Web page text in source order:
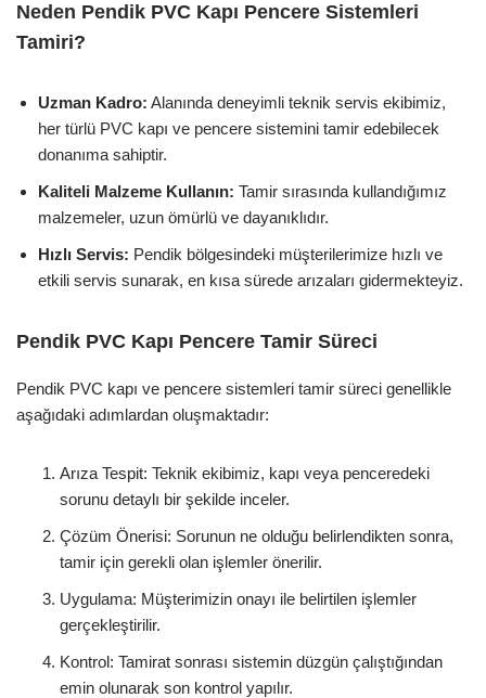
Neden Pendik PVC Kapı Pencere Sistemleri
Tamiri?
Uzman Kadro: Alanında deneyimli teknik servis ekibimiz,
her türlü PVC kapı ve pencere sistemini tamir edebilecek
donanıma sahiptir.
Kaliteli Malzeme Kullanın: Tamir sırasında kullandığımız
malzemeler, uzun ömürlü ve dayanıklıdır.
Hızlı Servis: Pendik bölgesindeki müşterilerimize hızlı ve
etkili servis sunarak, en kısa sürede arızaları gidermekteyiz.
Pendik PVC Kapı Pencere Tamir Süreci
Pendik PVC kapı ve pencere sistemleri tamir süreci genellikle
aşağıdaki adımlardan oluşmaktadır:
Arıza Tespit: Teknik ekibimiz, kapı veya penceredeki
sorunu detaylı bir şekilde inceler.
Çözüm Önerisi: Sorunun ne olduğu belirlendikten sonra,
tamir için gerekli olan işlemler önerilir.
Uygulama: Müşterimizin onayı ile belirtilen işlemler
gerçekleştirilir.
Kontrol: Tamirat sonrası sistemin düzgün çalıştığından
emin olunarak son kontrol yapılır.